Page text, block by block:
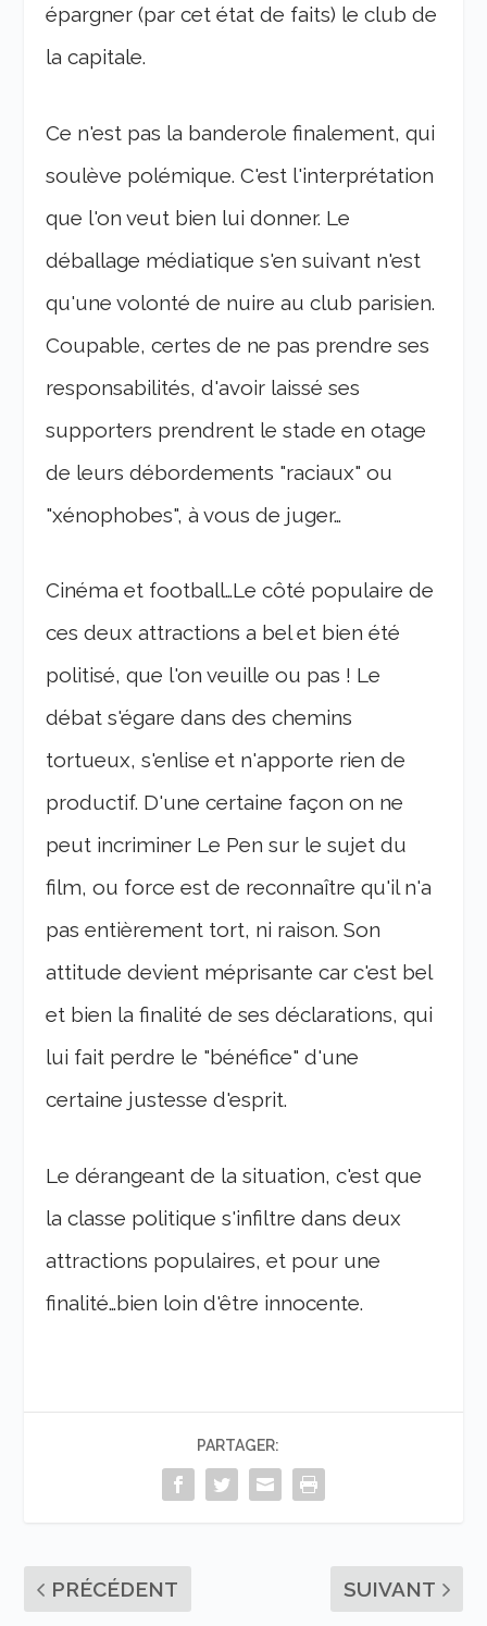
épargner (par cet état de faits) le club de
la capitale.
Ce n'est pas la banderole finalement, qui
soulève polémique. C'est l'interprétation
que l'on veut bien lui donner. Le
déballage médiatique s'en suivant n'est
qu'une volonté de nuire au club parisien.
Coupable, certes de ne pas prendre ses
responsabilités, d'avoir laissé ses
supporters prendrent le stade en otage
de leurs débordements "raciaux" ou
"xénophobes", à vous de juger…
Cinéma et football…Le côté populaire de
ces deux attractions a bel et bien été
politisé, que l'on veuille ou pas ! Le
débat s'égare dans des chemins
tortueux, s'enlise et n'apporte rien de
productif. D'une certaine façon on ne
peut incriminer Le Pen sur le sujet du
film, ou force est de reconnaître qu'il n'a
pas entièrement tort, ni raison. Son
attitude devient méprisante car c'est bel
et bien la finalité de ses déclarations, qui
lui fait perdre le "bénéfice" d'une
certaine justesse d'esprit.
Le dérangeant de la situation, c'est que
la classe politique s'infiltre dans deux
attractions populaires, et pour une
finalité…bien loin d'être innocente.
PARTAGER:
PRÉCÉDENT SUIVANT